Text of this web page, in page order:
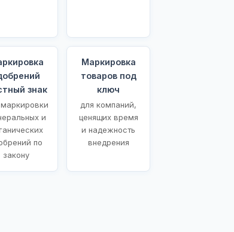
знак
и
по
закону
Маркировка
товаров под
ключ
для компаний,
ценящих время
и надежность
внедрения